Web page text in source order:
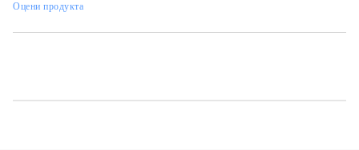
Оцени продукта